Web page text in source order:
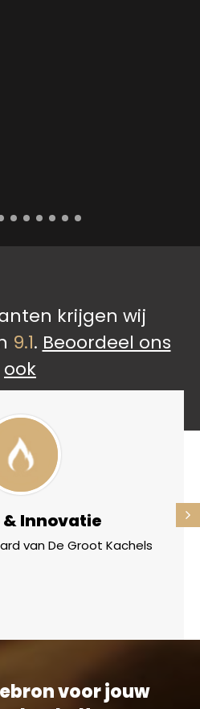
krijgen wij
9.1. Beoordeel ons
ook
& Innovatie
van De Groot Kachels
voor jouw